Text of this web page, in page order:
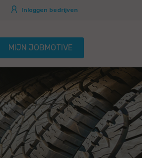
Inloggen bedrijven
MIJN JOBMOTIVE